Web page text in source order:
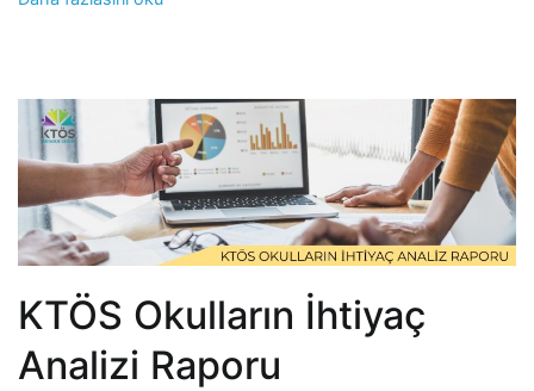
KTÖS Okulların İhtiyaç
Analizi Raporu